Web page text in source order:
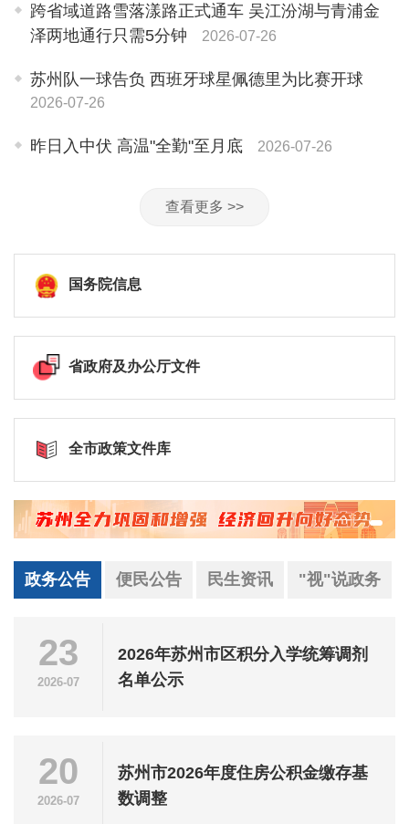
跨省域道路雪落漾路正式通车 吴江汾湖与青浦金
泽两地通行只需5分钟
2026-07-26
苏州队一球告负 西班牙球星佩德里为比赛开球
2026-07-26
昨日入中伏 高温"全勤"至月底 2026-07-26
查看更多 >>
国务院信息
省政府及办公厅文件
全市政策文件库
政务公告 便民公告 民生资讯 "视"说政务
23
2026-07
2026年苏州市区积分入学统筹调剂
名单公示
20
2026-07
苏州市2026年度住房公积金缴存基
数调整